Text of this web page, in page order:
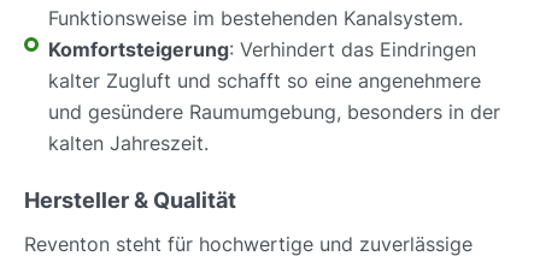
Funktionsweise im bestehenden Kanalsystem.
Komfortsteigerung: Verhindert das Eindringen
kalter Zugluft und schafft so eine angenehmere
und gesündere Raumumgebung, besonders in der
kalten Jahreszeit.
Hersteller & Qualität
Reventon steht für hochwertige und zuverlässige